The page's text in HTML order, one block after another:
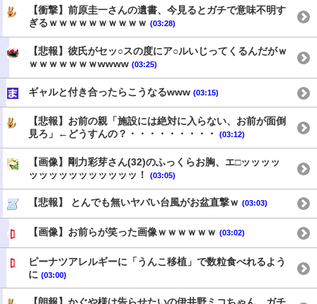
【衝撃】前原圭一さんの遺書、今見るとガチで意味不明す
ぎるｗｗｗｗｗｗｗｗｗｗ (03:28)
【悲報】彼氏がセッ○スの度にア○ルいじってくるんだがｗ
ｗｗｗｗｗｗｗwwww (03:25)
ギャルと付き合ったらこうなるwww (03:15)
【悲報】お前の親「施設には絶対に入らない、お前が面倒
見ろ」←どうすんの？・・・・・・・・・
(03:12)
【画像】剛力彩芽さん(32)のふっくらお胸、エ□ッッッッ
ッッッッッッッッッッッ！
(03:05)
【悲報】 とんでも無いヤバい台風がお盆直撃ｗ (03:03)
【画像】お前らが笑った画像ｗｗｗｗｗｗ (03:02)
ピーナツアレルギーに「うんこ移植」で数粒食べれるよう
に (03:00)